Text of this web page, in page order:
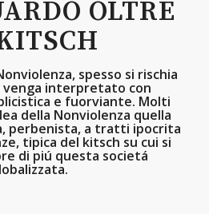
OLTRE
spesso si rischia
venga interpretato con
e fuorviante. Molti
della Nonviolenza quella
perbenista, a tratti ipocrita
tipica del kitsch su cui si
di piú questa societá